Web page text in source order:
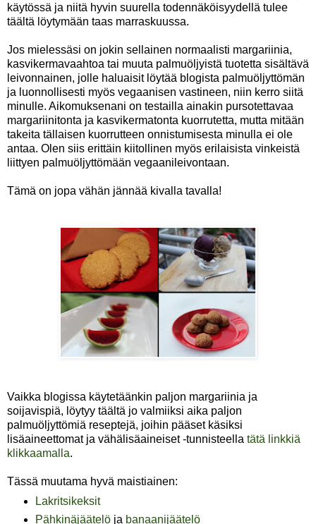
käytössä ja niitä hyvin suurella todennäköisyydellä tulee
täältä löytymään taas marraskuussa.
Jos mielessäsi on jokin sellainen normaalisti margariinia,
kasvikermavaahtoa tai muuta palmuöljyistä tuotetta sisältävä
leivonnainen, jolle haluaisit löytää blogista palmuöljyttömän
ja luonnollisesti myös vegaanisen vastineen, niin kerro siitä
minulle. Aikomuksenani on testailla ainakin pursotettavaa
margariinitonta ja kasvikermatonta kuorrutetta, mutta mitään
takeita tällaisen kuorrutteen onnistumisesta minulla ei ole
antaa. Olen siis erittäin kiitollinen myös erilaisista vinkeistä
liittyen palmuöljyttömään vegaanileivontaan.
Tämä on jopa vähän jännää kivalla tavalla!
Vaikka blogissa käytetäänkin paljon margariinia ja
soijavispiä, löytyy täältä jo valmiiksi aika paljon
palmuöljyttömiä reseptejä, joihin pääset käsiksi
lisäaineettomat ja vähälisäaineiset -tunnisteella tätä linkkiä
klikkaamalla.
Tässä muutama hyvä maistiainen:
Lakritsikeksit
Pähkinäjäätelöja banaanijäätelö